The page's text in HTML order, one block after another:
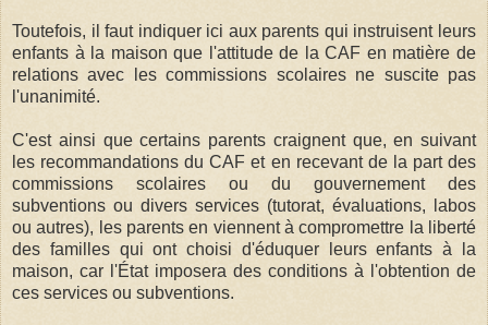
Toutefois, il faut indiquer ici aux parents qui instruisent leurs
enfants à la maison que l'attitude de la CAF en matière de
relations avec les commissions scolaires ne suscite pas
l'unanimité.
C'est ainsi que certains parents craignent que, en suivant
les recommandations du CAF et en recevant de la part des
commissions scolaires ou du gouvernement des
subventions ou divers services (tutorat, évaluations, labos
ou autres), les parents en viennent à compromettre la liberté
des familles qui ont choisi d'éduquer leurs enfants à la
maison, car l'État imposera des conditions à l'obtention de
ces services ou subventions.